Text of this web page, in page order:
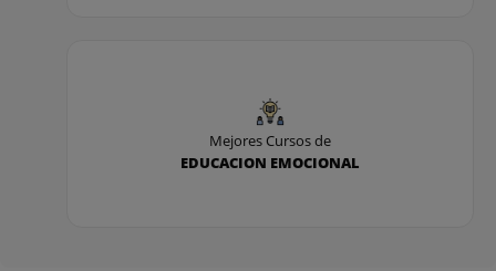
Mejores Cursos de
EDUCACION EMOCIONAL